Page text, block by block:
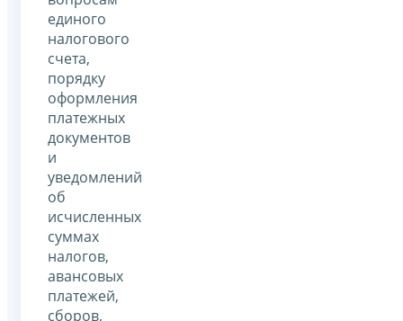
единого
налогового
счета,
порядку
оформления
платежных
документов
и
уведомлений
об
исчисленных
суммах
налогов,
авансовых
платежей,
сборов,